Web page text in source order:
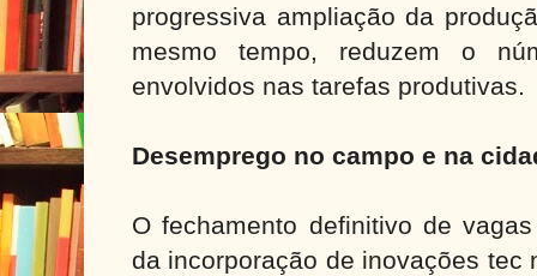
progressiva ampliação da
mesmo tempo, reduzem o
envolvidos nas tarefas produtivas.
Desemprego no campo e na
O fechamento definitivo de
da incorporação de inovações tec